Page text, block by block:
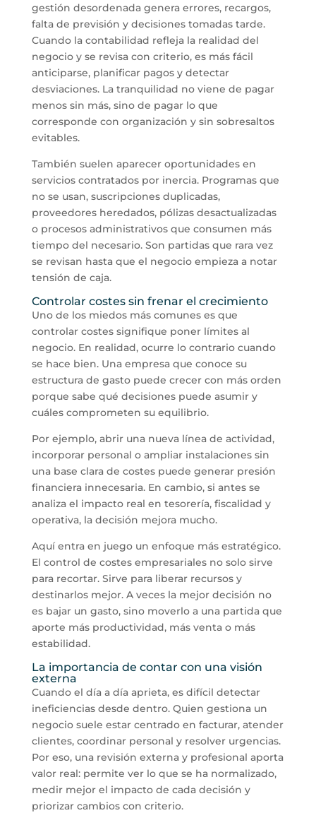
gestión desordenada genera errores, recargos,
falta de previsión y decisiones tomadas tarde.
Cuando la contabilidad refleja la realidad del
negocio y se revisa con criterio, es más fácil
anticiparse, planificar pagos y detectar
desviaciones. La tranquilidad no viene de pagar
menos sin más, sino de pagar lo que
corresponde con organización y sin sobresaltos
evitables.
También suelen aparecer oportunidades en
servicios contratados por inercia. Programas que
no se usan, suscripciones duplicadas,
proveedores heredados, pólizas desactualizadas
o procesos administrativos que consumen más
tiempo del necesario. Son partidas que rara vez
se revisan hasta que el negocio empieza a notar
tensión de caja.
Controlar costes sin frenar el crecimiento
Uno de los miedos más comunes es que
controlar costes signifique poner límites al
negocio. En realidad, ocurre lo contrario cuando
se hace bien. Una empresa que conoce su
estructura de gasto puede crecer con más orden
porque sabe qué decisiones puede asumir y
cuáles comprometen su equilibrio.
Por ejemplo, abrir una nueva línea de actividad,
incorporar personal o ampliar instalaciones sin
una base clara de costes puede generar presión
financiera innecesaria. En cambio, si antes se
analiza el impacto real en tesorería, fiscalidad y
operativa, la decisión mejora mucho.
Aquí entra en juego un enfoque más estratégico.
El control de costes empresariales no solo sirve
para recortar. Sirve para liberar recursos y
destinarlos mejor. A veces la mejor decisión no
es bajar un gasto, sino moverlo a una partida que
aporte más productividad, más venta o más
estabilidad.
La importancia de contar con una visión
externa
Cuando el día a día aprieta, es difícil detectar
ineficiencias desde dentro. Quien gestiona un
negocio suele estar centrado en facturar, atender
clientes, coordinar personal y resolver urgencias.
Por eso, una revisión externa y profesional aporta
valor real: permite ver lo que se ha normalizado,
medir mejor el impacto de cada decisión y
priorizar cambios con criterio.